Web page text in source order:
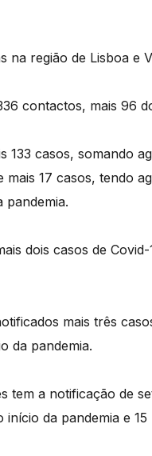
na região de Lisboa e
contactos, mais 96
133 casos, somando
mais 17 casos, tendo
pandemia.
dois casos de
mais três
da pandemia.
tem a notificação de
da pandemia e 15